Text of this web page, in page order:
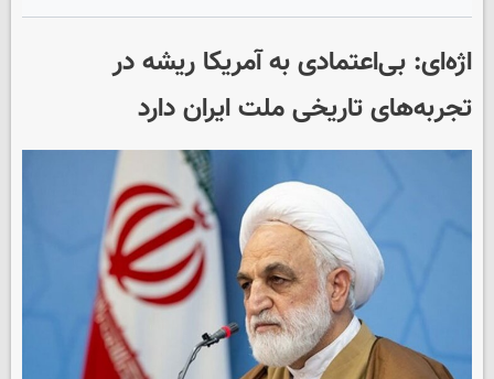
اژه‌ای: بی‌اعتمادی به آمریکا ریشه در
تجربه‌های تاریخی ملت ایران دارد